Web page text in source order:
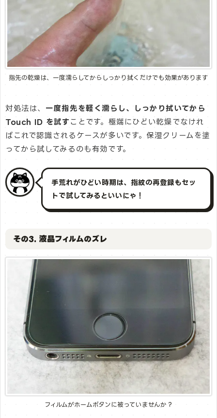
指先の乾燥は、一度濡らしてからしっかり拭くだけでも効果があります
対処法は、 一度指先を軽く濡らし、しっかり拭いてから
Touch ID を試す ことです。極端にひどい乾燥でなけれ
ばこれで認識されるケースが多いです。保湿クリームを塗
ってから試してみるのも有効です。
手荒れがひどい時期は、指紋の再登録もセッ
トで試してみるといいにゃ！
その3. 液晶フィルムのズレ
フィルムがホームボタンに被っていませんか？